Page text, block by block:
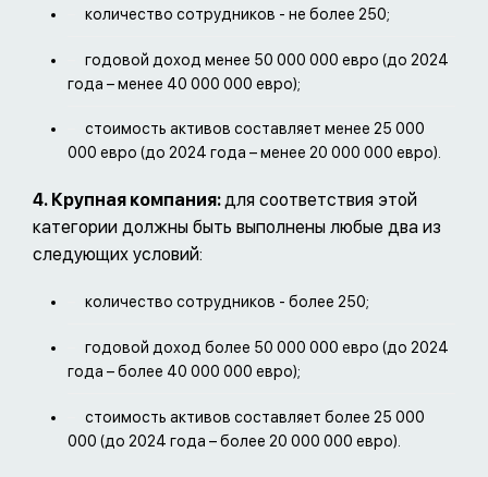
количество сотрудников - не более 250;
годовой доход менее 50 000 000 евро (до 2024
года – менее 40 000 000 евро);
стоимость активов составляет менее 25 000
000 евро (до 2024 года – менее 20 000 000 евро).
4. Крупная компания:для соответствия этой
категории должны быть выполнены любые два из
следующих условий:
количество сотрудников - более 250;
годовой доход более 50 000 000 евро (до 2024
года – более 40 000 000 евро);
стоимость активов составляет более 25 000
000 (до 2024 года – более 20 000 000 евро).